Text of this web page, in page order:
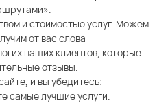
и стоимостью услуг. Можем
от вас слова
наших клиентов, которые
отзывы.
и вы убедитесь:
самые лучшие услуги.